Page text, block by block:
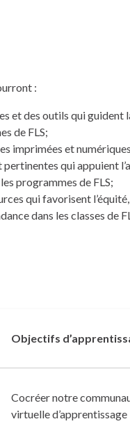
:
et des outils qui guident
de FLS;
imprimées et
qui appuient
programmes de FLS;
qui favorisent l’équité,
dans les classes de
Objectifs
Cocréer notre
virtuelle d’apprentissage